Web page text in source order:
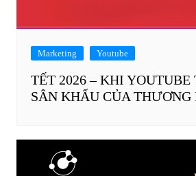
Marketing Youtube
TẾT 2026 – KHI YOUTUBE
SÂN KHẤU CỦA THƯƠNG